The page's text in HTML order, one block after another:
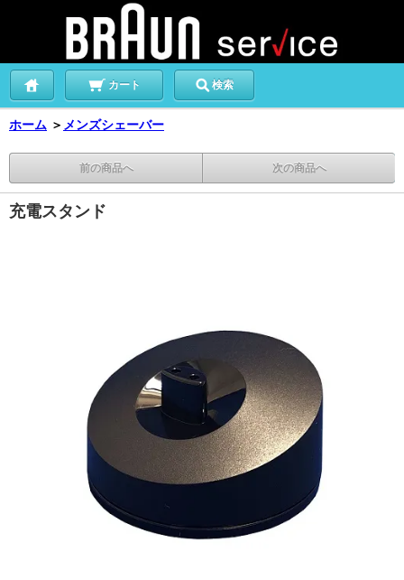
カート 検索
ホーム ＞ メンズシェーバー
前の商品へ 次の商品へ
充電スタンド